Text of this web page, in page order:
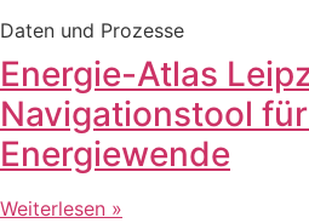
Daten und Prozesse
Energie-Atlas
Navigationstool
Energiewende
Weiterlesen »